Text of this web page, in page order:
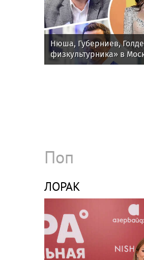
Нюша, Губерниев,
физкультурника» в
Поп
ЛОРАК